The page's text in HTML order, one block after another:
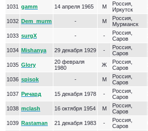
1031 gamm 14 апреля 1965 М
Россия,
Иркутск
1032 Dem_murm - М
Россия,
Мурманск
1033 surgX - -
Россия,
Саров
1034 Mishanya 29 декабря 1929 -
Россия,
Саров
1035 Glory
20 февраля
1980
Ж
Россия,
Саров
1036 spisok - М
Россия,
Саров
1037 Ричард 15 декабря 1978 -
Россия,
Саров
1038 mclash 16 октября 1954 М
Россия,
Саров
1039 Rastaman 21 декабря 1983 -
Россия,
Саров